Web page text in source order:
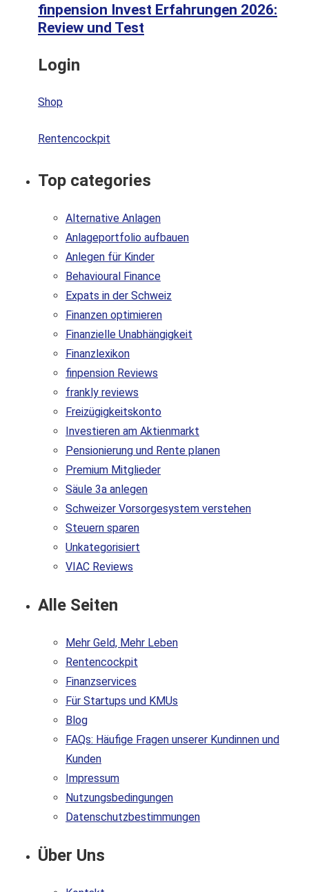
finpension Invest Erfahrungen 2026:
Review und Test
Login
Shop
Rentencockpit
Top categories
Alternative Anlagen
Anlageportfolio aufbauen
Anlegen für Kinder
Behavioural Finance
Expats in der Schweiz
Finanzen optimieren
Finanzielle Unabhängigkeit
Finanzlexikon
finpension Reviews
frankly reviews
Freizügigkeitskonto
Investieren am Aktienmarkt
Pensionierung und Rente planen
Premium Mitglieder
Säule 3a anlegen
Schweizer Vorsorgesystem verstehen
Steuern sparen
Unkategorisiert
VIAC Reviews
Alle Seiten
Mehr Geld, Mehr Leben
Rentencockpit
Finanzservices
Für Startups und KMUs
Blog
FAQs: Häufige Fragen unserer Kundinnen und
Kunden
Impressum
Nutzungsbedingungen
Datenschutzbestimmungen
Über Uns